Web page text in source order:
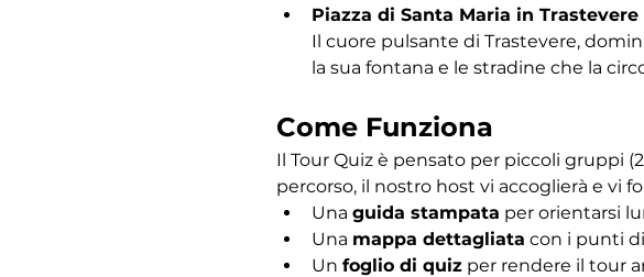
Piazza di Santa Maria in Trastevere
Il cuore pulsante di Trastevere,
la sua fontana e le stradine che la
Come Funziona
Il Tour Quiz è pensato per piccoli gruppi
percorso, il nostro host vi accoglierà e vi
Una guida stampata per orientarsi
Una mappa dettagliata con i punti
Un foglio di quiz per rendere il tour